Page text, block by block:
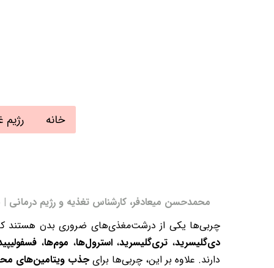
خانه رژیم
محمدحسن میعادفر، کارشناس تغذیه و رژیم درمانی | به روز
چربی‌ها یکی از درشت‌مغذی‌های ضروری بدن هستند
دی‌گلیسرید، تری‌گلیسرید،استرول‌ها، موم‌ها،
دارند. علاوه بر این، چربی‌ها برای جذب ویتامین‌های